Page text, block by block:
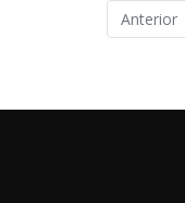
Anterior